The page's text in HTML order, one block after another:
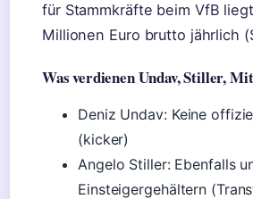
für Stammkräfte beim VfB
Millionen Euro brutto jährlich
Was verdienen Undav, Stiller,
Deniz Undav: Keine
(kicker)
Angelo Stiller: Ebenfalls
Einsteigergehältern